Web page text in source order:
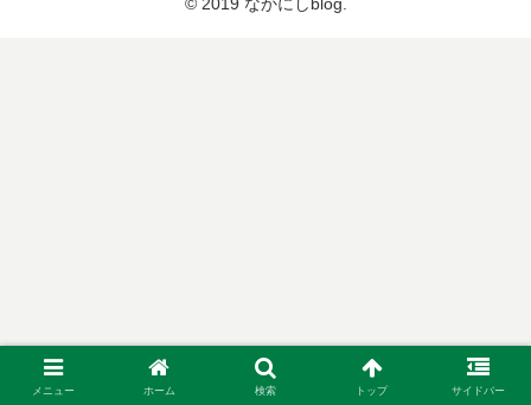
メニュー ホーム 検索 トップ サイドバー